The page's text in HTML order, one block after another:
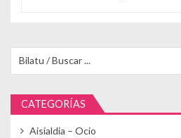
CATEGORÍAS
Aisialdia – Ocio